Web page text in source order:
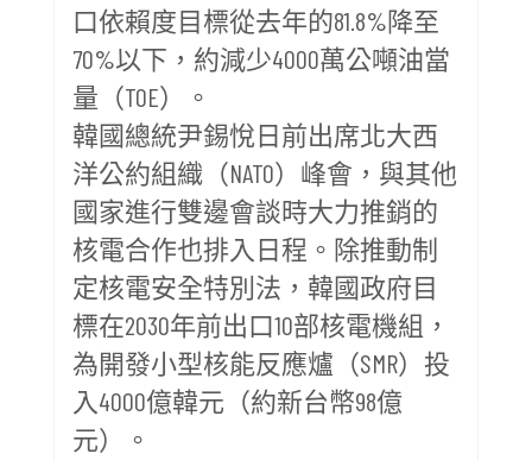
口依賴度目標從去年的81.8%降至
70%以下，約減少4000萬公噸油當
量（TOE）。
韓國總統尹錫悅日前出席北大西
洋公約組織（NATO）峰會，與其他
國家進行雙邊會談時大力推銷的
核電合作也排入日程。除推動制
定核電安全特別法，韓國政府目
標在2030年前出口10部核電機組，
為開發小型核能反應爐（SMR）投
入4000億韓元（約新台幣98億
元）。